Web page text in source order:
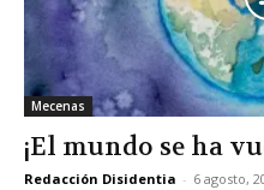
Mecenas
¡El mundo se ha
Redacción Disidentia - 6 agosto,